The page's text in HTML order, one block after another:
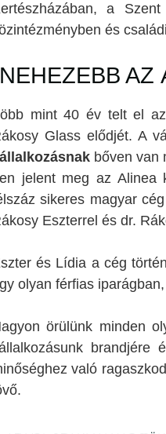
a
és
AZ
mint 40 év telt el
Glass elődjét. A
bőven van
jelent meg az Alinea
sikeres magyar
Eszterrel és dr.
és Lídia a cég
olyan férfias
örülünk minden
brandjére
való